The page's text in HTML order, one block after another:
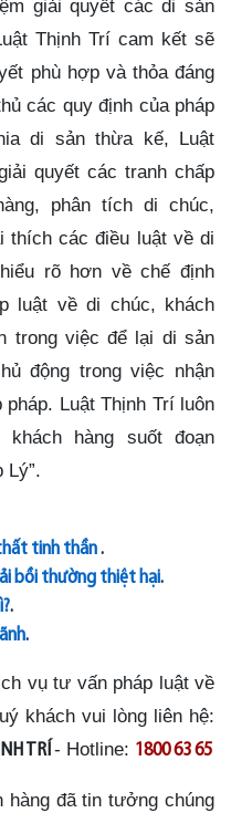
giải quyết các di sản
Thịnh Trí cam kết sẽ
phù hợp và thỏa đáng
các quy định của pháp
di sản thừa kế, Luật
quyết các tranh chấp
phân tích di chúc,
thích các điều luật về di
rõ hơn về chế định
luật về di chúc, khách
trong việc để lại di sản
động trong việc nhận
Luật Thịnh Trí luôn
khách hàng suốt đoạn
Lý”.
tinh thần.
bồi thường thiệt hại.
.
.
vụ tư vấn pháp luật về
khách vui lòng liên hệ:
TRÍ - Hotline: 1800 63 65
đã tin tưởng chúng